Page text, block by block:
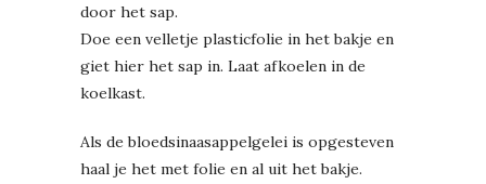
door het sap.
Doe een velletje plasticfolie in het bakje en
giet hier het sap in. Laat afkoelen in de
koelkast.
Als de bloedsinaasappelgelei is opgesteven
haal je het met folie en al uit het bakje.